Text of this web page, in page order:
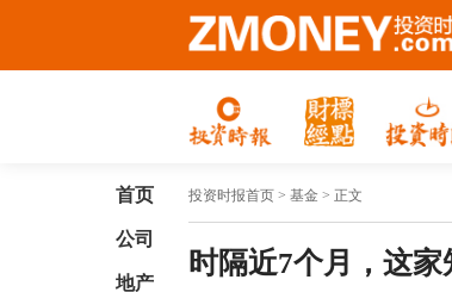
首页
公司
地产
投资时报首页 > 基金 > 正文
时隔近7个月，这